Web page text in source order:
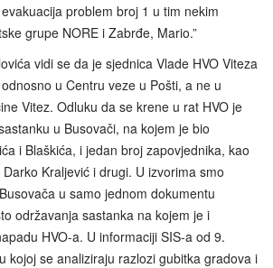
problem broj 1 u tim nekim
grupe NORE i Zabrđe, Mario.”
vidi se da je sjednica Vlade HVO Viteza
u Centru veze u Pošti, a ne u
Vitez. Odluku da se krene u rat HVO je
u Busovači, na kojem je bio
i Blaškića, i jedan broj zapovjednika, kao
Kraljević i drugi. U izvorima smo
u samo jednom dokumentu
održavanja sastanka na kojem je i
HVO-a. U informaciji SIS-a od 9.
kojoj se analiziraju razlozi gubitka gradova i